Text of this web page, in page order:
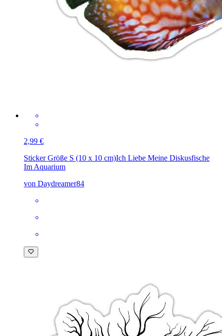
2,99 €
Sticker Größe S (10 x 10 cm)Ich Liebe Meine Diskusfische
Im Aquarium
von Daydreamer84